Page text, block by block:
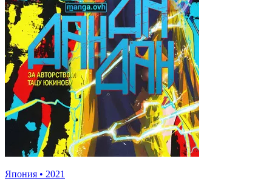
Япония • 2021